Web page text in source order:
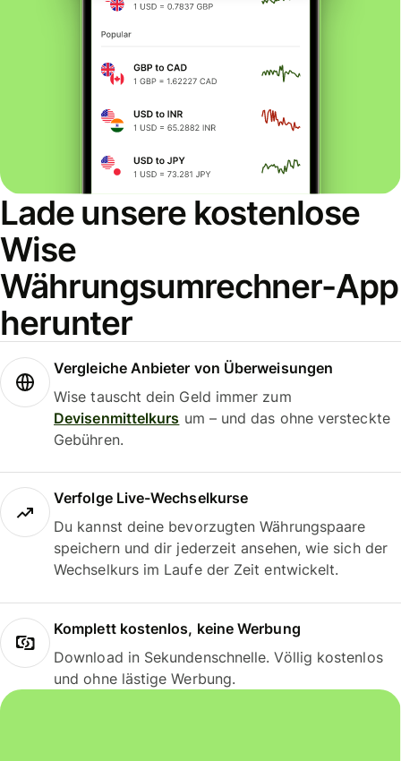
Lade unsere kostenlose
Wise
Währungsumrechner-App
herunter
Vergleiche Anbieter von Überweisungen
Wise tauscht dein Geld immer zum
Devisenmittelkurs um – und das ohne versteckte
Gebühren.
Verfolge Live-Wechselkurse
Du kannst deine bevorzugten Währungspaare
speichern und dir jederzeit ansehen, wie sich der
Wechselkurs im Laufe der Zeit entwickelt.
Komplett kostenlos, keine Werbung
Download in Sekundenschnelle. Völlig kostenlos
und ohne lästige Werbung.